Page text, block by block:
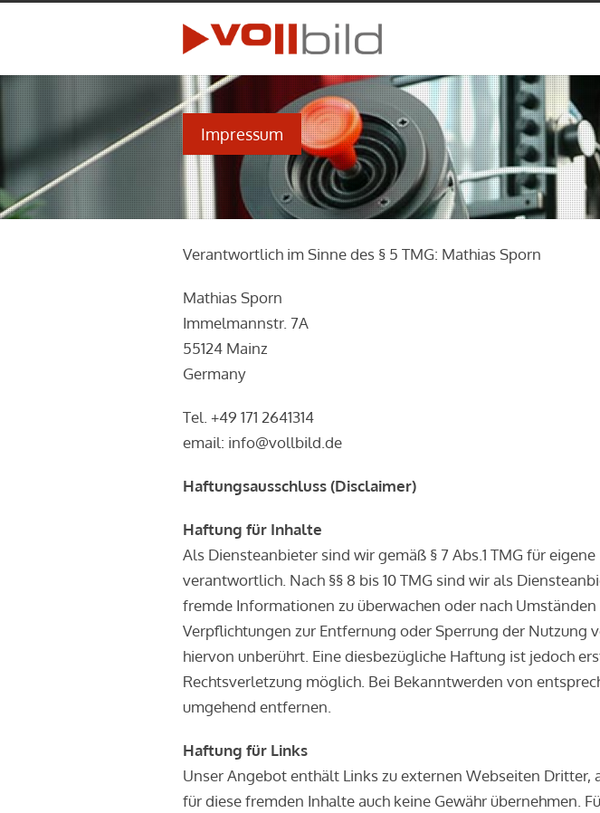
Impressum
Verantwortlich im Sinne des § 5 TMG: Mathias Sporn
Mathias Sporn
Immelmannstr. 7A
55124 Mainz
Germany
Tel. +49 171 2641314
email: info@vollbild.de
Haftungsausschluss (Disclaimer)
Haftung für Inhalte
Als Diensteanbieter sind wir gemäß § 7 Abs.1 TMG für
verantwortlich. Nach §§ 8 bis 10 TMG sind wir als
fremde Informationen zu überwachen oder nach
Verpflichtungen zur Entfernung oder Sperrung der
hiervon unberührt. Eine diesbezügliche Haftung ist jedoch
Rechtsverletzung möglich. Bei Bekanntwerden von
umgehend entfernen.
Haftung für Links
Unser Angebot enthält Links zu externen Webseiten
für diese fremden Inhalte auch keine Gewähr übernehmen.